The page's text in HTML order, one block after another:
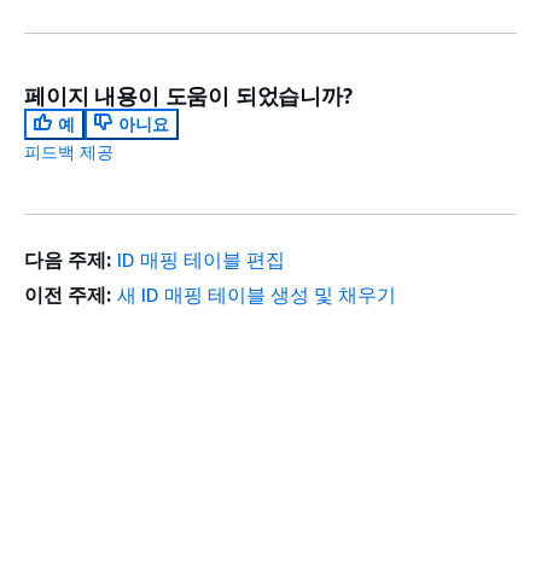
페이지 내용이 도움이 되었습니까?
예
아니요
피드백 제공
다음 주제: ID 매핑 테이블 편집
이전 주제: 새 ID 매핑 테이블 생성 및 채우기